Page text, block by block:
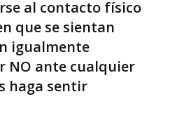
al contacto físico
que se sientan
igualmente
NO ante cualquier
haga sentir